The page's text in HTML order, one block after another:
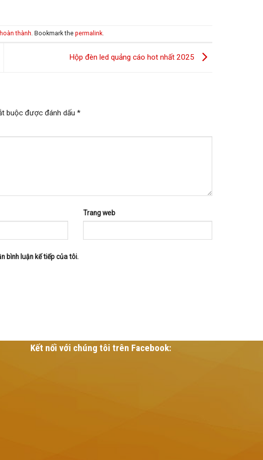
thành . Bookmark the permalink.
Hộp đèn led quảng cáo hot nhất 2025
buộc được đánh dấu *
Trang web
bình luận kế tiếp của tôi.
Kết nối với chúng tôi trên Facebook: